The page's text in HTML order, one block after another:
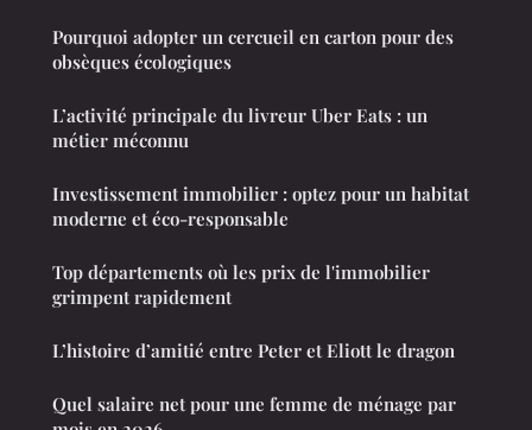
Pourquoi adopter un cercueil en carton pour des
obsèques écologiques
L’activité principale du livreur Uber Eats : un
métier méconnu
Investissement immobilier : optez pour un habitat
moderne et éco-responsable
Top départements où les prix de l'immobilier
grimpent rapidement
L’histoire d’amitié entre Peter et Eliott le dragon
Quel salaire net pour une femme de ménage par